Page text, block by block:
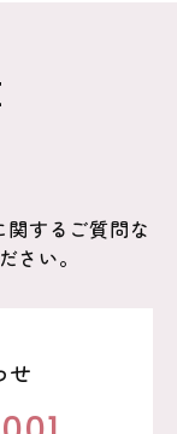
するご質問な
さい。
せ